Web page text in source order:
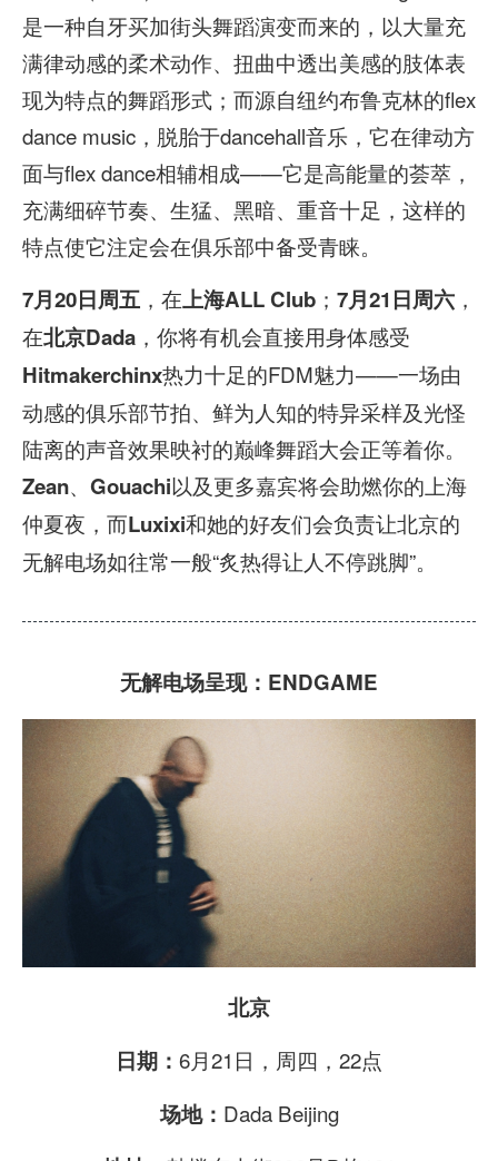
是一种自牙买加街头舞蹈演变而来的，以大量充
满律动感的柔术动作、扭曲中透出美感的肢体表
现为特点的舞蹈形式；而源自纽约布鲁克林的flex
dance music，脱胎于dancehall音乐，它在律动方
面与flex dance相辅相成——它是高能量的荟萃，
充满细碎节奏、生猛、黑暗、重音十足，这样的
特点使它注定会在俱乐部中备受青睐。
7月20日周五 ，在上海ALL Club ； 7月21日周六 ，
在北京Dada ，你将有机会直接用身体感受
Hitmakerchinx热力十足的FDM魅力——一场由
动感的俱乐部节拍、鲜为人知的特异采样及光怪
陆离的声音效果映衬的巅峰舞蹈大会正等着你。
Zean、 Gouachi以及更多嘉宾将会助燃你的上海
仲夏夜，而Luxixi和她的好友们会负责让北京的
无解电场如往常一般“炙热得让人不停跳脚”。
无解电场呈现： ENDGAME
北京
日期： 6月21日，周四，22点
场地： Dada Beijing